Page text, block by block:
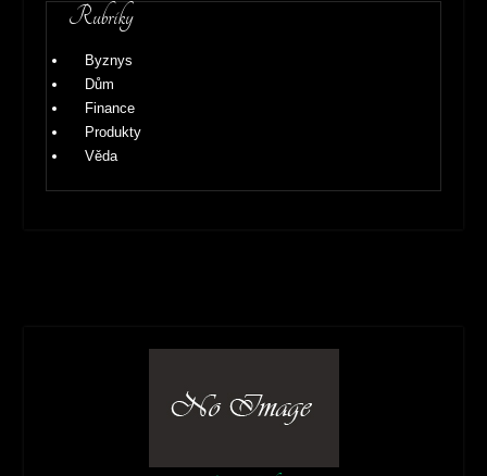
Rubriky
Byznys
Dům
Finance
Produkty
Věda